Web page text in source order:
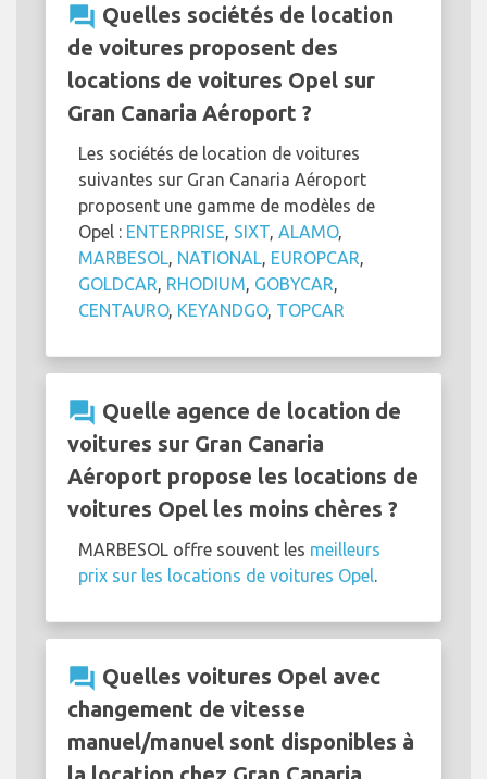
question_answer Quelles sociétés de location
de voitures proposent des
locations de voitures Opel sur
Gran Canaria Aéroport ?
Les sociétés de location de voitures
suivantes sur Gran Canaria Aéroport
proposent une gamme de modèles de
Opel : ENTERPRISE, SIXT, ALAMO,
MARBESOL, NATIONAL, EUROPCAR,
GOLDCAR, RHODIUM, GOBYCAR,
CENTAURO, KEYANDGO, TOPCAR
question_answer Quelle agence de location de
voitures sur Gran Canaria
Aéroport propose les locations de
voitures Opel les moins chères ?
MARBESOL offre souvent les meilleurs
prix sur les locations de voitures Opel.
question_answer Quelles voitures Opel avec
changement de vitesse
manuel/manuel sont disponibles à